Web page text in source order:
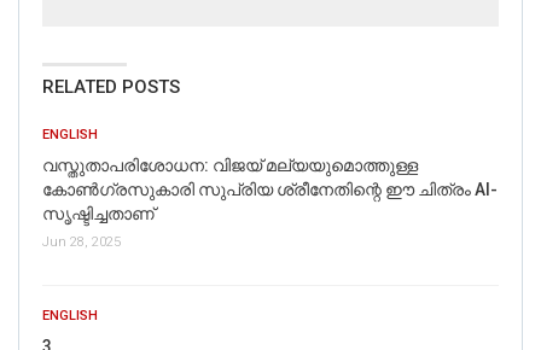
RELATED POSTS
ENGLISH
വസ്തുതാപരിശോധന: വിജയ് മല്യയുമൊത്തുള്ള
കോൺഗ്രസുകാരി സുപ്രിയ ശ്രീനേതിന്റെ ഈ ചിത്രം AI-
സൃഷ്ടിച്ചതാണ്
Jun 28, 2025
ENGLISH
3